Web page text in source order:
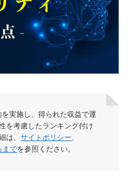
実施し、得られた収益で運
を考慮したランキング付け
は、サイトポリシー、
までを参照ください。